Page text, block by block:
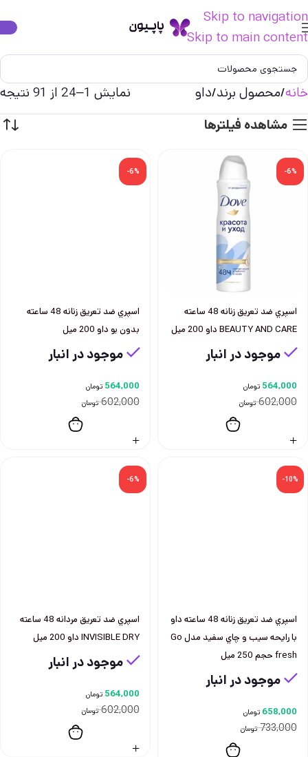
Skip to navigation
Skip to main content
خانه محصول برند داو
نمایش 1–24 از 91 نتیجه
مشاهده فیلترها
-6%
اسپري ضد تعريق زنانه 48 ساعته
BEAUTY AND CARE داو 200 ميل
موجود در انبار
602,000 تومان
564,000 تومان
-6%
اسپري ضد تعريق زنانه 48 ساعته
بدون بو داو 200 ميل
موجود در انبار
602,000 تومان
564,000 تومان
-10%
اسپري ضد تعريق زنانه 48 ساعته داو
با رايحه سيب و چاي سفيد مدل Go
fresh حجم 250 ميل
موجود در انبار
733,000 تومان
658,000 تومان
-6%
اسپري ضد تعريق مردانه 48 ساعته
INVISIBLE DRY داو 200 ميل
موجود در انبار
602,000 تومان
564,000 تومان